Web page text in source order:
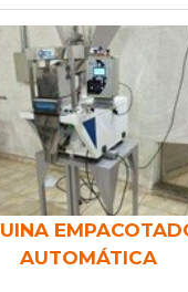
AUTOMÁTICA